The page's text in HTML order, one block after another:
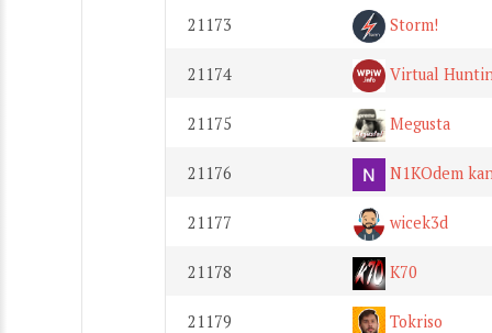
21173 Storm!
21174 Virtual
21175 Megusta
21176 N1KOdem
21177 wicek3d
21178 K70
21179 Tokriso